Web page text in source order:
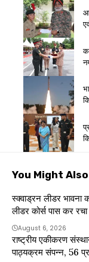
You Might
स्क्वाड्रन लीडर भावना
लीडर कोर्स पास कर
August 6, 2026
राष्ट्रीय एकीकरण
पाठ्यक्रम संपन्न, 56